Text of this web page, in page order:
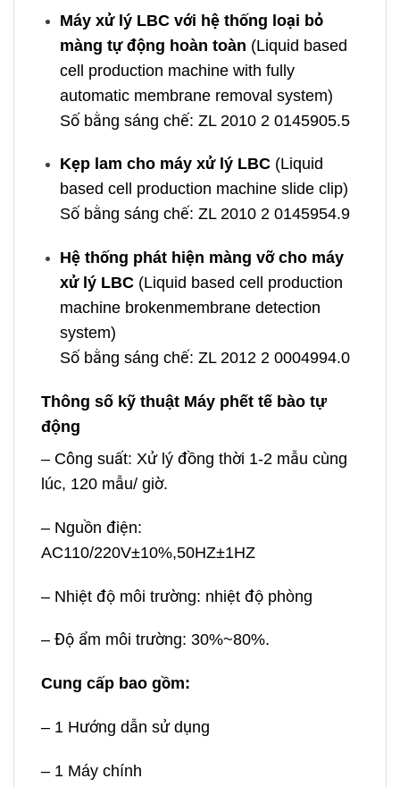
Máy xử lý LBC với hệ thống loại bỏ
màng tự động hoàn toàn (Liquid based
cell production machine with fully
automatic membrane removal system)
Số bằng sáng chế: ZL 2010 2 0145905.5
Kẹp lam cho máy xử lý LBC (Liquid
based cell production machine slide clip)
Số bằng sáng chế: ZL 2010 2 0145954.9
Hệ thống phát hiện màng vỡ cho máy
xử lý LBC (Liquid based cell production
machine brokenmembrane detection
system)
Số bằng sáng chế: ZL 2012 2 0004994.0
Thông số kỹ thuật Máy phết tế bào tự
động
– Công suất: Xử lý đồng thời 1-2 mẫu cùng
lúc, 120 mẫu/ giờ.
– Nguồn điện:
AC110/220V±10%,50HZ±1HZ
– Nhiệt độ môi trường: nhiệt độ phòng
– Độ ẩm môi trường: 30%~80%.
Cung cấp bao gồm:
– 1 Hướng dẫn sử dụng
– 1 Máy chính